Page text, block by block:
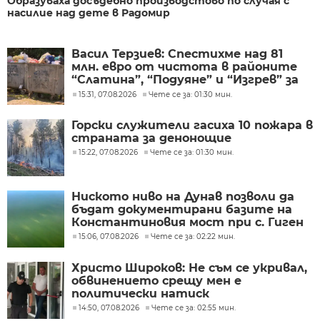
насилие над дете в Радомир
Васил Терзиев: Спестихме над 81
млн. евро от чистота в районите
“Слатина”, “Подуяне” и “Изгрев” за
следващите 5 години
15:31, 07.08.2026 Чете се за: 01:30 мин.
Горски служители гасиха 10 пожара в
страната за денонощие
15:22, 07.08.2026 Чете се за: 01:30 мин.
Ниското ниво на Дунав позволи да
бъдат документирани базите на
Константиновия мост при с. Гиген
15:06, 07.08.2026 Чете се за: 02:22 мин.
Христо Широков: Не съм се укривал,
обвинението срещу мен е
политически натиск
14:50, 07.08.2026 Чете се за: 02:55 мин.